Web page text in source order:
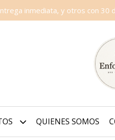
inmediata, y otros con 30
QUIENES SOMOS